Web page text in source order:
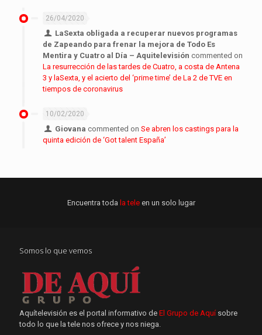
26/04/2020
LaSexta obligada a recuperar nuevos programas
de Zapeando para frenar la mejora de Todo Es
Mentira y Cuatro al Día – Aquitelevisión commented on
La resurrección de las tardes de Cuatro, a costa de Antena
3 y laSexta, y el acierto del ‘prime time’ de La 2 de TVE en
tiempos de coronavirus
10/02/2020
Giovana commented onSe abren los castings para la
quinta edición de ‘Got talent España’
Encuentra toda la tele en un solo lugar
Somos lo que vemos
Aquítelevisión es el portal informativo de El Grupo de Aquí sobre
todo lo que la tele nos ofrece y nos niega.